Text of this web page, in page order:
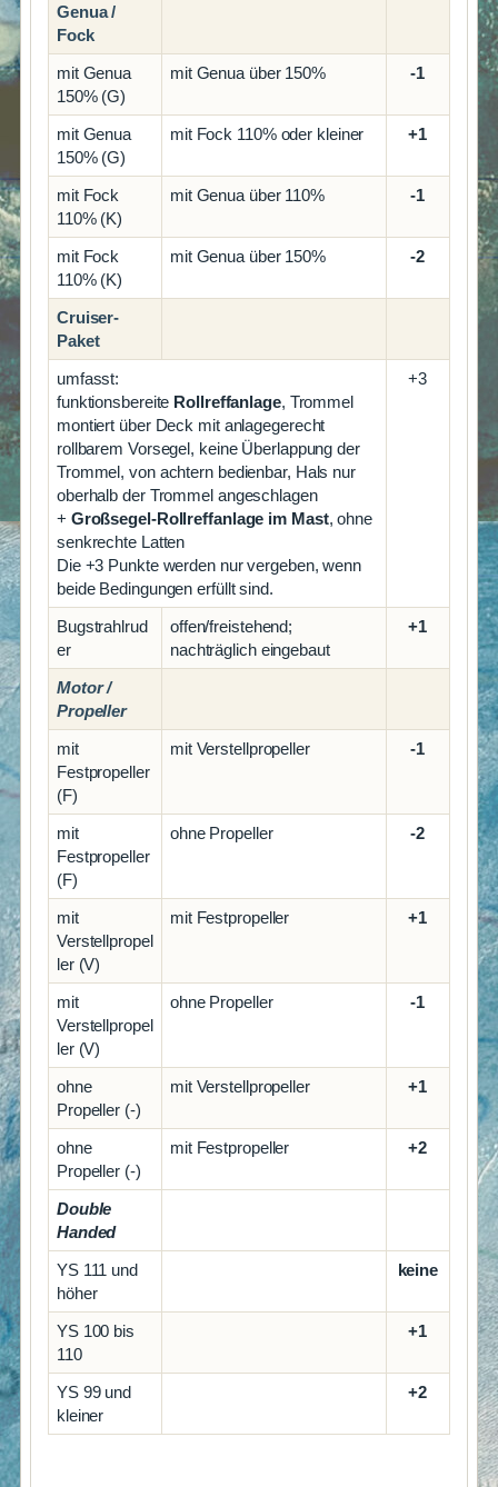
Genua /
Fock
mit Genua
150% (G)
mit Genua über 150% -1
mit Genua
150% (G)
mit Fock 110% oder kleiner +1
mit Fock
110% (K)
mit Genua über 110% -1
mit Fock
110% (K)
mit Genua über 150% -2
Cruiser-
Paket
umfasst:
funktionsbereite Rollreffanlage, Trommel
montiert über Deck mit anlagegerecht
rollbarem Vorsegel, keine Überlappung der
Trommel, von achtern bedienbar, Hals nur
oberhalb der Trommel angeschlagen
+ Großsegel-Rollreffanlage im Mast, ohne
senkrechte Latten
Die +3 Punkte werden nur vergeben, wenn
beide Bedingungen erfüllt sind.
+3
Bugstrahlrud
er
offen/freistehend;
nachträglich eingebaut
+1
Motor /
Propeller
mit
Festpropeller
(F)
mit Verstellpropeller -1
mit
Festpropeller
(F)
ohne Propeller -2
mit
Verstellpropel
ler (V)
mit Festpropeller +1
mit
Verstellpropel
ler (V)
ohne Propeller -1
ohne
Propeller (-)
mit Verstellpropeller +1
ohne
Propeller (-)
mit Festpropeller +2
Double
Handed
YS 111 und
höher
keine
YS 100 bis
110
+1
YS 99 und
kleiner
+2